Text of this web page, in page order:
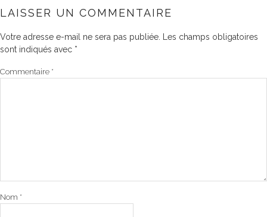
LAISSER UN COMMENTAIRE
Votre adresse e-mail ne sera pas publiée. Les champs obligatoires
sont indiqués avec *
Commentaire *
Nom *